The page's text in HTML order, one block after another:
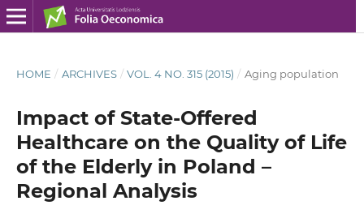
HOME / ARCHIVES / VOL. 4 NO. 315 (2015) / Aging population
Impact of State-Offered
Healthcare on the Quality of Life
of the Elderly in Poland –
Regional Analysis